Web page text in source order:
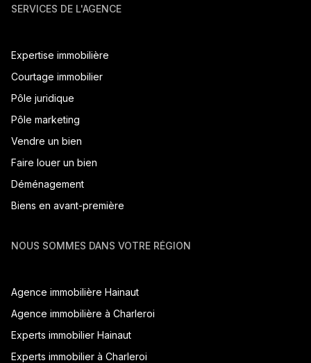
SERVICES DE L'AGENCE
Expertise immobilière
Courtage immobilier
Pôle juridique
Pôle marketing
Vendre un bien
Faire louer un bien
Déménagement
Biens en avant-première
NOUS SOMMES DANS VOTRE RÉGION
Agence immobilière Hainaut
Agence immobilière à Charleroi
Experts immobilier Hainaut
Experts immobilier à Charleroi